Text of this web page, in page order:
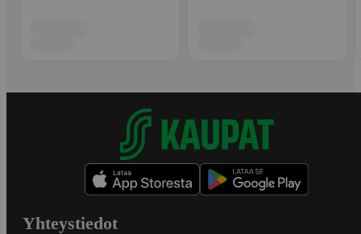
Yhteystiedot